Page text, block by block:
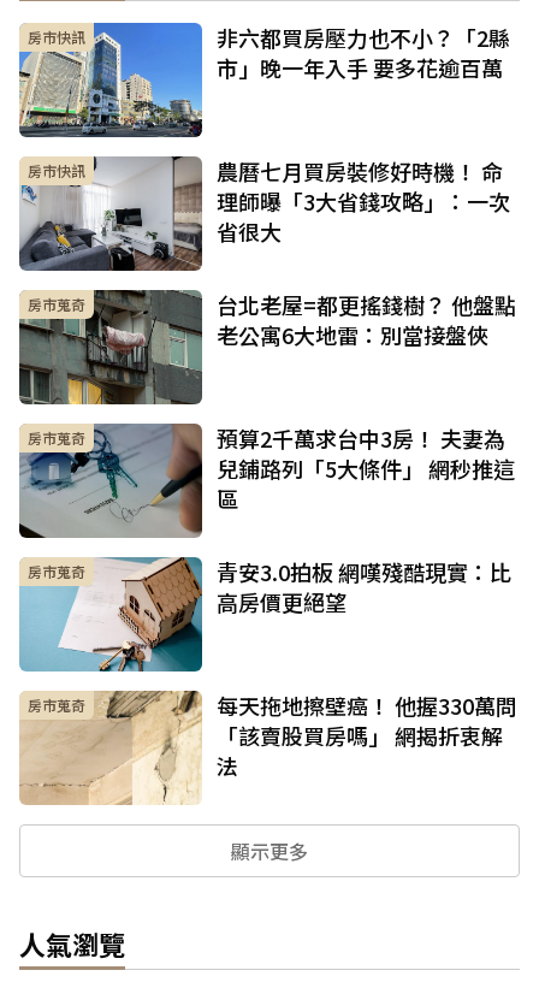
房市快訊
非六都買房壓力也不小？「2縣
市」晚一年入手 要多花逾百萬
房市快訊
農曆七月買房裝修好時機！ 命
理師曝「3大省錢攻略」：一次
省很大
房市蒐奇
台北老屋=都更搖錢樹？ 他盤點
老公寓6大地雷：別當接盤俠
房市蒐奇
預算2千萬求台中3房！ 夫妻為
兒鋪路列「5大條件」 網秒推這
區
房市蒐奇
青安3.0拍板 網嘆殘酷現實：比
高房價更絕望
房市蒐奇
每天拖地擦壁癌！ 他握330萬問
「該賣股買房嗎」 網揭折衷解
法
顯示更多
人氣瀏覽